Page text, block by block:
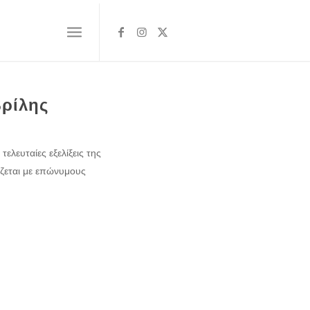
εξελίξεις της
με επώνυμους